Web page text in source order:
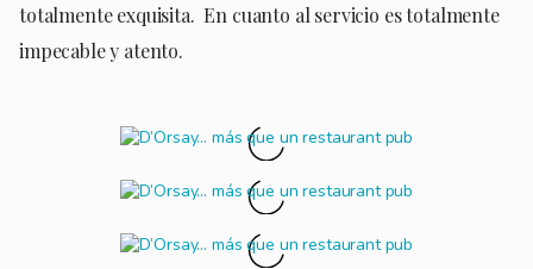
totalmente exquisita. En cuanto al servicio es totalmente
impecable y atento.